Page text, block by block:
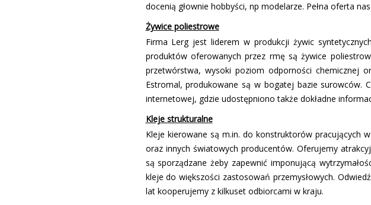
docenią głownie hobbyści, np modelarze. Pełna oferta
Żywice poliestrowe
Firma Lerg jest liderem w produkcji żywic
produktów oferowanych przez firmę są żywice
przetwórstwa, wysoki poziom odporności chemicznej
Estromal, produkowane są w bogatej bazie surowców.
internetowej, gdzie udostępniono także dokładne
Kleje strukturalne
Kleje kierowane są m.in. do konstruktorów pracujących
oraz innych światowych producentów. Oferujemy
są sporządzane żeby zapewnić imponującą
kleje do większości zastosowań przemysłowych.
lat kooperujemy z kilkuset odbiorcami w kraju.